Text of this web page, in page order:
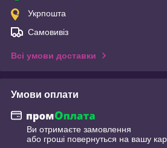
Укрпошта
Самовивіз
Всі умови доставки
Умови оплати
Ви отримаєте замовлення
або гроші повернуться на вашу